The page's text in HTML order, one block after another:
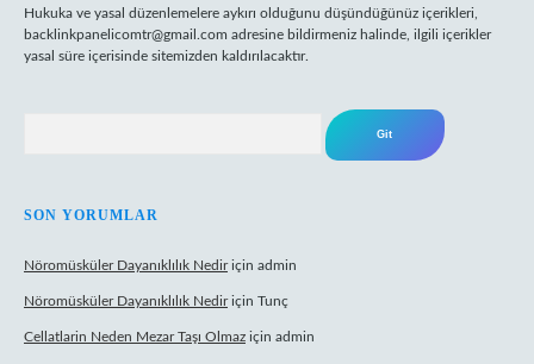
Hukuka ve yasal düzenlemelere aykırı olduğunu düşündüğünüz içerikleri,
backlinkpanelicomtr@gmail.com adresine bildirmeniz halinde, ilgili içerikler
yasal süre içerisinde sitemizden kaldırılacaktır.
SON YORUMLAR
Nöromüsküler Dayanıklılık Nediriçin admin
Nöromüsküler Dayanıklılık Nediriçin Tunç
Cellatlarin Neden Mezar Taşı Olmaz için admin